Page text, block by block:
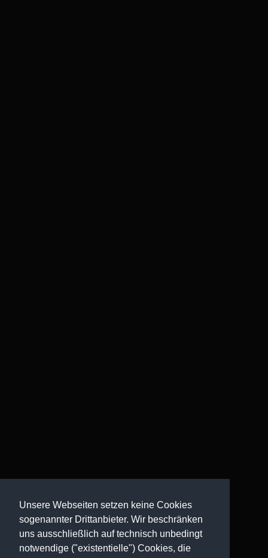
Unsere Webseiten setzen keine Cookies
sogenannter Drittanbieter. Wir beschränken
uns ausschließlich auf technisch unbedingt
notwendige ("existentielle") Cookies, die